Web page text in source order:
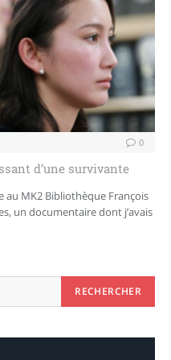
0
d’une survivante
au MK2 Bibliothèque François
un documentaire dont j’avais